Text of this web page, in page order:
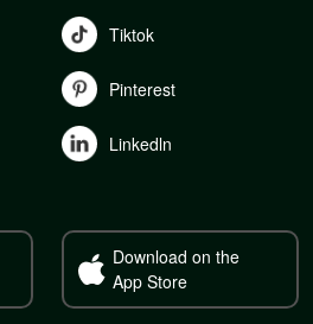
Tiktok
Pinterest
Linkedln
Download on the
App Store